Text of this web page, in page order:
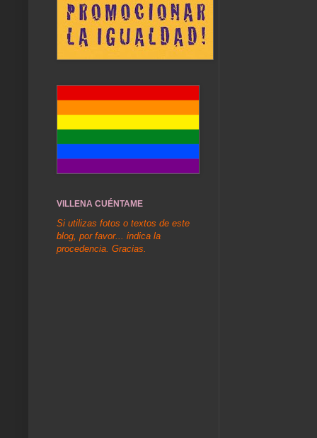
VILLENA CUÉNTAME
Si utilizas fotos o textos de este
blog, por favor... indica la
procedencia. Gracias.